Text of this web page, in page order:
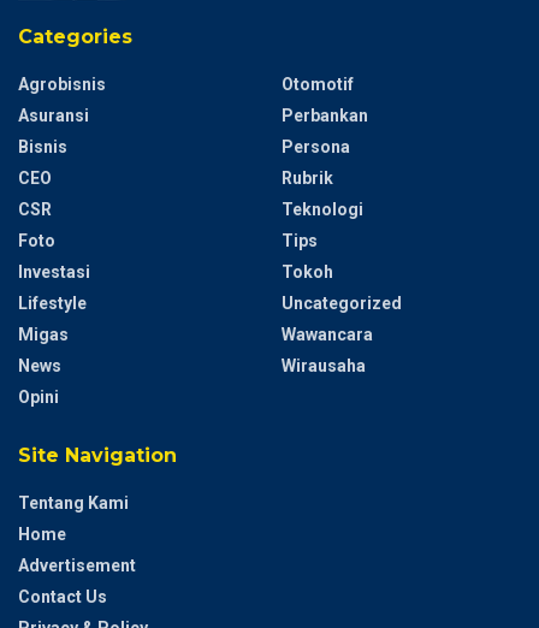
Categories
Agrobisnis
Asuransi
Bisnis
CEO
CSR
Foto
Investasi
Lifestyle
Migas
News
Opini
Otomotif
Perbankan
Persona
Rubrik
Teknologi
Tips
Tokoh
Uncategorized
Wawancara
Wirausaha
Site Navigation
Tentang Kami
Home
Advertisement
Contact Us